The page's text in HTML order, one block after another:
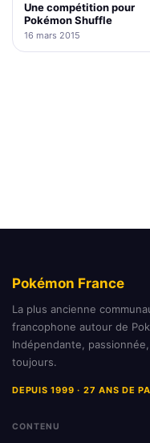
Une compétition pour
Pokémon Shuffle
16 mars 2015
Pokémon France
La plus ancienne
francophone autour de
Indépendante,
toujours.
DEPUIS 1999 · 27 ANS DE
CONTENU